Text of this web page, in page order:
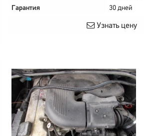
Гарантия
30 дней
Узнать цену